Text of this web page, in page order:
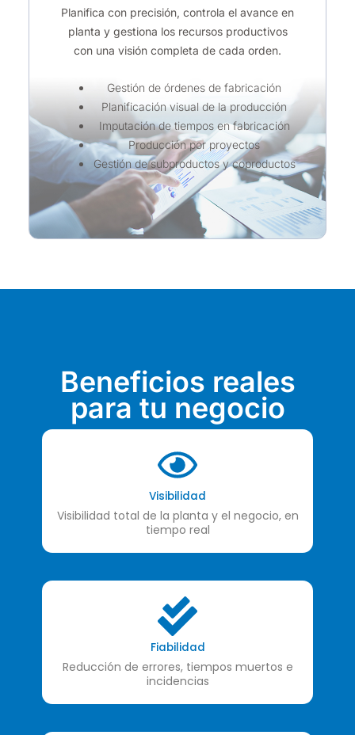
Planifica con precisión, controla el avance en
planta y gestiona los recursos productivos
con una visión completa de cada orden.
Gestión de órdenes de fabricación
Planificación visual de la producción
Imputación de tiempos en fabricación
Producción por proyectos
Gestión de subproductos y coproductos
Beneficios reales
para tu negocio
Visibilidad
Visibilidad total de la planta y el negocio, en
tiempo real
Fiabilidad
Reducción de errores, tiempos muertos e
incidencias